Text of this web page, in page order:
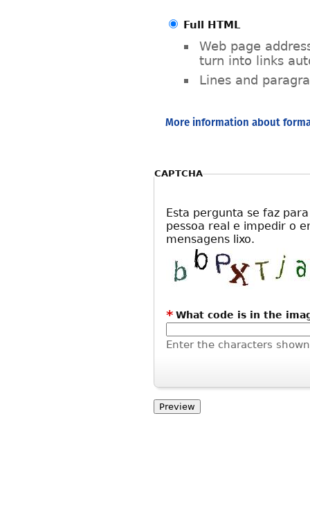
Full HTML
Web page
turn into links
Lines and
More information about
CAPTCHA
Esta pergunta se faz
pessoa real e impedir o
mensagens lixo.
What code is in the
*
Enter the characters